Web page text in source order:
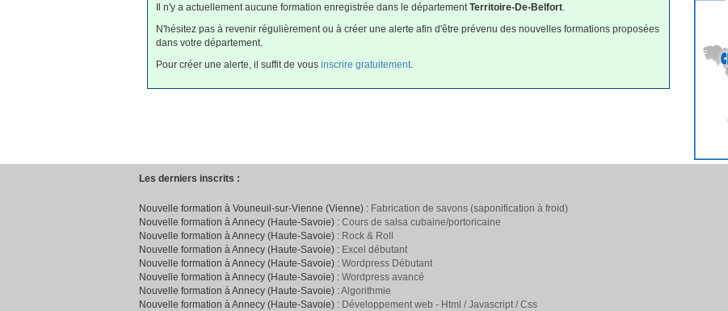
Il n'y a actuellement aucune formation enregistrée dans le département Territoire-De-Belfort
N'hésitez pas à revenir régulièrement ou à créer une alerte afin d'être prévenu des nouvelles formations proposées
dans votre département.
Pour créer une alerte, il suffit de vous inscrire gratuitement
Les derniers inscrits :
Nouvelle formation à Vouneuil-sur-Vienne (Vienne) : Fabrication de savons (saponification à froid)
Nouvelle formation à Annecy (Haute-Savoie) : Cours de salsa cubaine/portoricaine
Nouvelle formation à Annecy (Haute-Savoie) : Rock & Roll
Nouvelle formation à Annecy (Haute-Savoie) : Excel débutant
Nouvelle formation à Annecy (Haute-Savoie) : Wordpress Débutant
Nouvelle formation à Annecy (Haute-Savoie) : Wordpress avancé
Nouvelle formation à Annecy (Haute-Savoie) :Algorithmie
Nouvelle formation à Annecy (Haute-Savoie) : Développement web - Html / Javascript / Css